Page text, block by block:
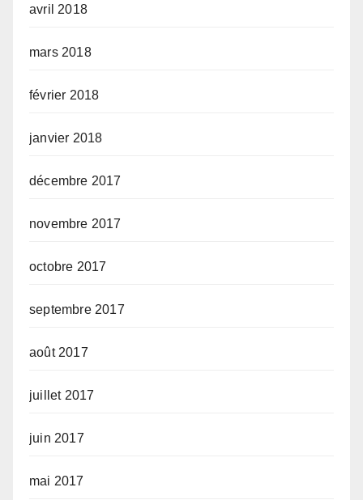
avril 2018
mars 2018
février 2018
janvier 2018
décembre 2017
novembre 2017
octobre 2017
septembre 2017
août 2017
juillet 2017
juin 2017
mai 2017